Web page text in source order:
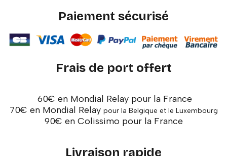
Paiement sécurisé
Frais de port offert
60€ en Mondial Relay pour la France
70€ en Mondial Relay pour la Belgique et le Luxembourg
90€ en Colissimo pour la France
Livraison rapide